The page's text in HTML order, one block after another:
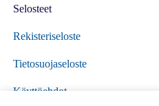
Selosteet
Rekisteriseloste
Tietosuojaseloste
Käyttöehdot